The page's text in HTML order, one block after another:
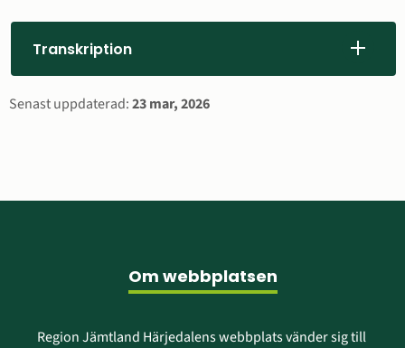
annan
Transkription
Sidinformation
Senast uppdaterad:23 mar, 2026
Om webbplatsen
Region Jämtland Härjedalens webbplats vänder sig till